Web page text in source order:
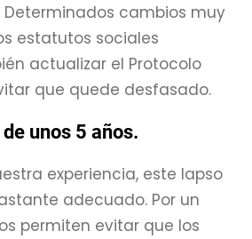
cambios muy
estatutos sociales
actualizar el Protocolo
que quede desfasado.
unos 5 años.
experiencia, este lapso
adecuado. Por un
permiten evitar que los